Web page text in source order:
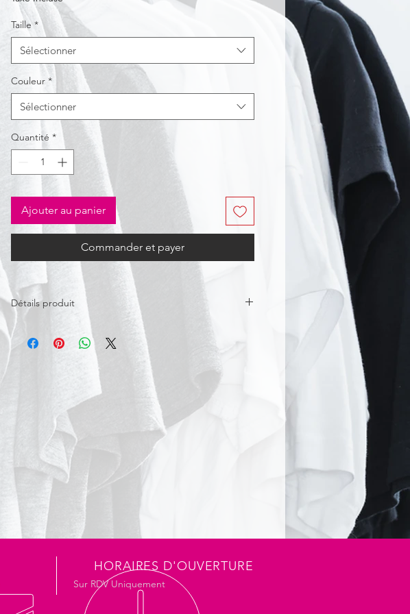
Taille *
Sélectionner
Couleur *
Sélectionner
Quantité *
Ajouter au panier
Commander et payer
Détails produit
100% polyester. 100% polyester recyclé. Fil durable de
haute qualité. Fabriqué à partir de bouteilles en
plastique PET recyclé. Fermeture zippée écologique
YKK NATULON ® à l'avant. Patte de suspension.
Surpiqûre décorative sur le corps. Poches latérales
zippées doublées polaire. Poignets et taille aux bords
gansées et moelleux. Fibre dense. Élimination de
l'humidité et séchage rapide.
HORAIRES D'OUVERTURE
Sur RDV Uniquement